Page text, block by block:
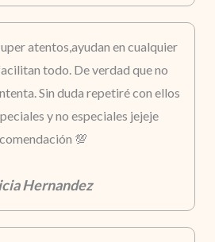
atentos,ayudan en cualquier
todo. De verdad que no
Sin duda repetiré con ellos
y no especiales jejeje
💯
Hernandez